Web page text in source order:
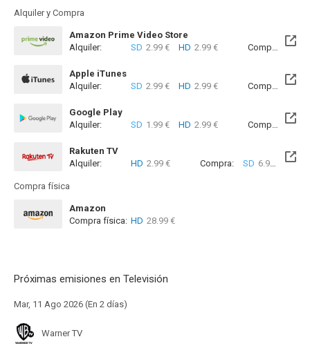
Alquiler y Compra
Amazon Prime Video Store
Alquiler:
SD 2.99 € HD 2.99 € Compra: SD
Apple iTunes
Alquiler:
SD 2.99 € HD 2.99 € Compra: SD
Google Play
Alquiler:
SD 1.99 € HD 2.99 € Compra: SD
Rakuten TV
Alquiler:
HD 2.99 € Compra: SD 6.99 € HD
Compra física
Amazon
Compra física: HD 28.99 €
Próximas emisiones en Televisión
Mar, 11 Ago 2026 (En 2 días)
Warner TV